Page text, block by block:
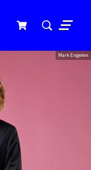
Menu
Mark Engelen